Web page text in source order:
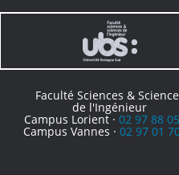
Faculté Sciences &
de l'Ingénieur
Campus Lorient · 02 97 88
Campus Vannes · 02 97 01